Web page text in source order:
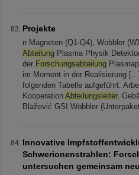
Projekte
n Magneten (Q1-Q4), Wobbler
Abteilung Plasma Physik
der Forschungsabteilung
im Moment in der Realisierung
folgenden Tabelle aufgeführt.
Kooperation Abteilungsleiter,
Blažević GSI Wobbler
Innovative
Schwerionenstrahlen:
untersuchen gemeinsam